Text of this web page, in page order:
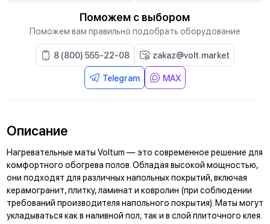
Поможем с выбором
Поможем вам правильно подобрать оборудование
8 (800) 555-22-08 zakaz@volt.market
Telegram MAX
Описание
Нагревательные маты Voltum — это современное решение для
комфортного обогрева полов. Обладая высокой мощностью,
они подходят для различных напольных покрытий, включая
керамогранит, плитку, ламинат и ковролин (при соблюдении
требований производителя напольного покрытия). Маты могут
укладываться как в наливной пол, так и в слой плиточного клея.